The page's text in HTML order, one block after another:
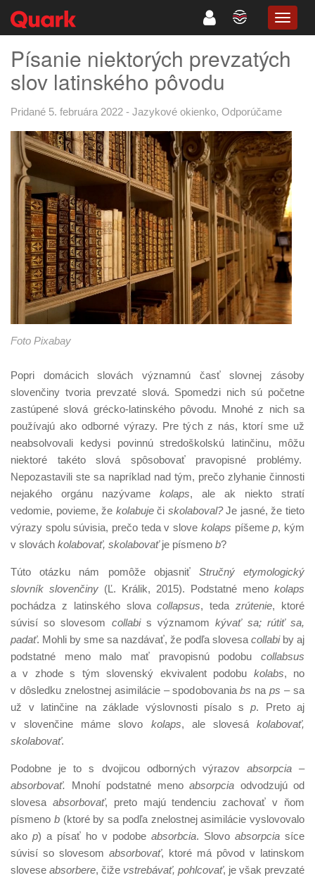
Písanie niektorých prevzatých
slov latinského pôvodu
Pridané 5. februára 2022 - Jazykové okienko, Odporúčame
Foto Pixabay
Popri domácich slovách významnú časť slovnej zásoby
slovenčiny tvoria prevzaté slová. Spomedzi nich sú početne
zastúpené slová grécko-latinského pôvodu. Mnohé z nich sa
používajú ako odborné výrazy. Pre tých z nás, ktorí sme už
neabsolvovali kedysi povinnú stredoškolskú latinčinu, môžu
niektoré takéto slová spôsobovať pravopisné problémy.
Nepozastavili ste sa napríklad nad tým, prečo zlyhanie činnosti
nejakého orgánu nazývame kolaps, ale ak niekto stratí
vedomie, povieme, že kolabuječi skolaboval?Je jasné, že tieto
výrazy spolu súvisia, prečo teda v slove kolaps píšemep, kým
v slovách kolabovať, skolabovaťje písmeno b?
Túto otázku nám pomôže objasniť Stručný etymologický
slovník slovenčiny (Ľ. Králik, 2015). Podstatné meno kolaps
pochádza z latinského slovacollapsus, tedazrútenie, ktoré
súvisí so slovesom collabi s významomkývať sa; rútiť sa,
padať. Mohli by sme sa nazdávať, že podľa slovesa collabi by aj
podstatné meno malo mať pravopisnú podobu collabsus
a v zhode s tým slovenský ekvivalent podobu kolabs, no
v dôsledku znelostnej asimilácie – spodobovaniabs naps –sa
už v latinčine na základe výslovnosti písalo s p. Preto aj
v slovenčine máme slovo kolaps, ale slovesákolabovať,
skolabovať.
Podobne je to s dvojicou odborných výrazov absorpcia –
absorbovať. Mnohí podstatné meno absorpcia odvodzujú od
slovesa absorbovať, preto majú tendenciu zachovať v ňom
písmeno b(ktoré by sa podľa znelostnej asimilácie vyslovovalo
ako p) a písať ho v podobe absorbcia. Slovo absorpcia síce
súvisí so slovesom absorbovať, ktoré má pôvod v latinskom
slovese absorbere, čiže vstrebávať, pohlcovať, je však prevzaté